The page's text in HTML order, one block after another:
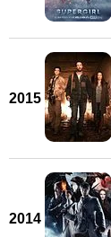
2015
2014